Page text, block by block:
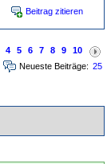
Beitrag zitieren
4 5 6 7 8 9
10
Neueste Beiträge: 25